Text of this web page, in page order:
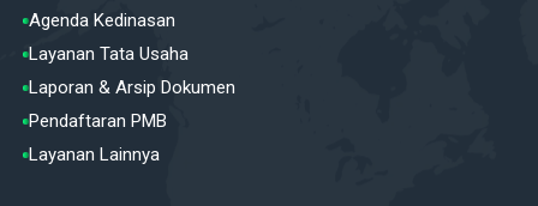
Agenda Kedinasan
Layanan Tata Usaha
Laporan & Arsip Dokumen
Pendaftaran PMB
Layanan Lainnya